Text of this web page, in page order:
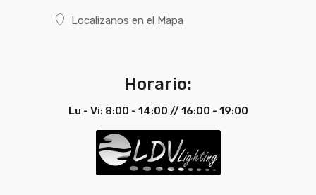
Localizanos en el Mapa
Horario:
Lu - Vi: 8:00 - 14:00 // 16:00 - 19:00